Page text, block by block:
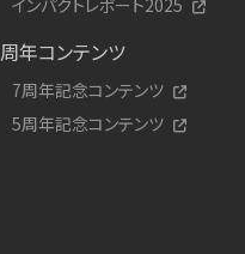
周年コンテンツ
7周年記念コンテンツ
5周年記念コンテンツ